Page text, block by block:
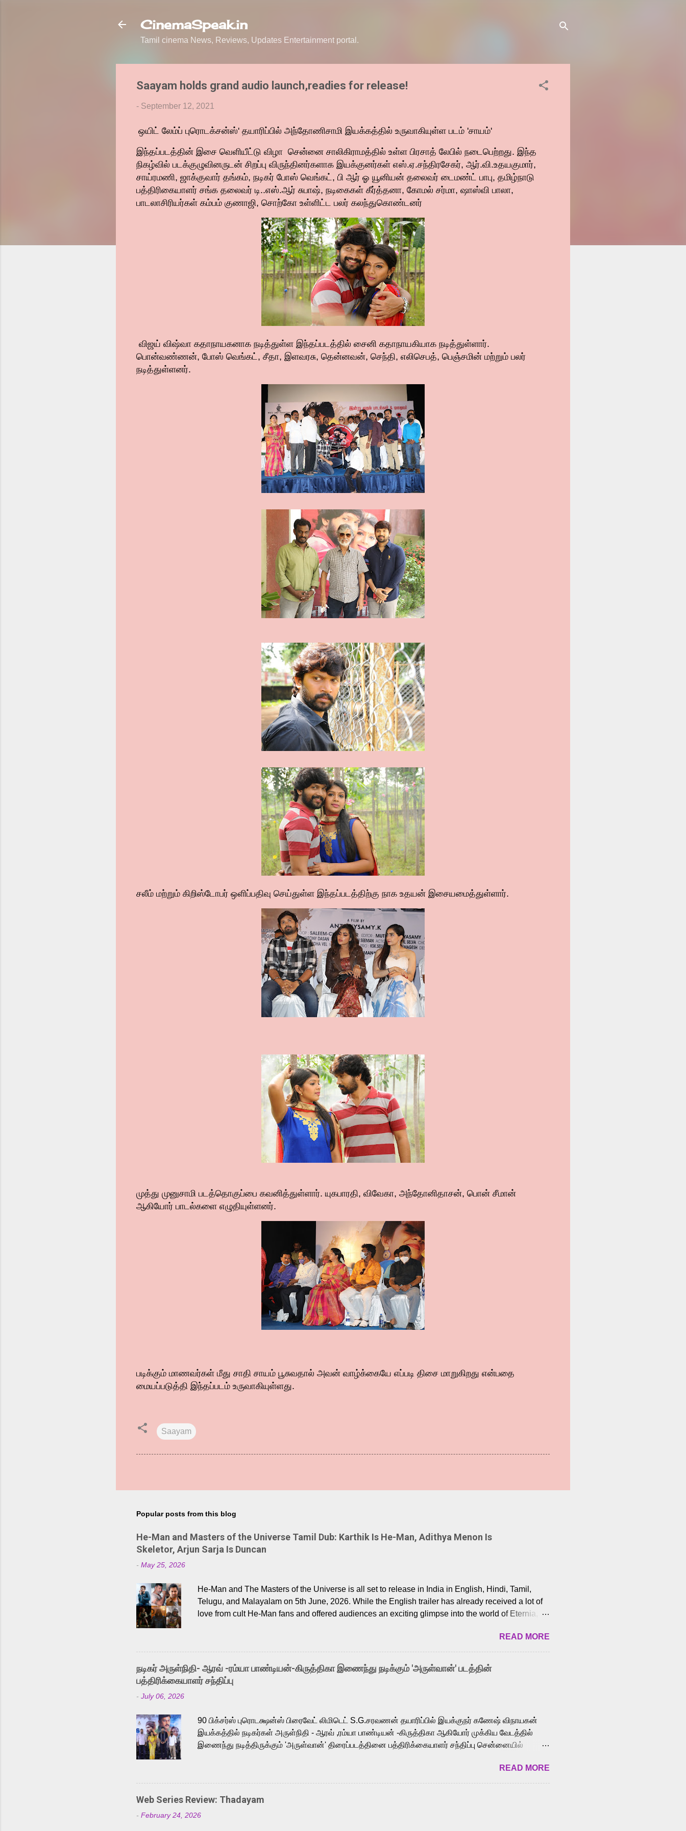
CinemaSpeak.in
Tamil cinema News, Reviews, Updates Entertainment portal.
Saayam holds grand audio launch,readies for release!
- September 12, 2021
ஒயிட் லேம்ப் புரொடக்சன்ஸ்' தயாரிப்பில் அந்தோணிசாமி இயக்கத்தில் உருவாகியுள்ள படம் 'சாயம்'
இந்தப்படத்தின் இசை வெளியீட்டு விழா சென்னை சாலிகிராமத்தில் உள்ள பிரசாத் லேபில் நடைபெற்றது. இந்த
நிகழ்வில் படக்குழுவினருடன் சிறப்பு விருந்தினர்களாக இயக்குனர்கள் எஸ்.ஏ.சந்திரசேகர், ஆர்.வி.உதயகுமார்,
சாய்ரமணி, ஜாக்குவார் தங்கம், நடிகர் போஸ் வெங்கட், பி ஆர் ஓ யூனியன் தலைவர் டைமண்ட் பாபு, தமிழ்நாடு
பத்திரிகையாளர் சங்க தலைவர் டி..எஸ்.ஆர் சுபாஷ், நடிகைகள் கீர்த்தனா, கோமல் சர்மா, ஷாஸ்வி பாலா,
பாடலாசிரியர்கள் கம்பம் குணாஜி, சொற்கோ உள்ளிட்ட பலர் கலந்துகொண்டனர்
விஜய் விஷ்வா கதாநாயகனாக நடித்துள்ள இந்தப்படத்தில் சைனி கதாநாயகியாக நடித்துள்ளார்.
பொன்வண்ணன், போஸ் வெங்கட், சீதா, இளவரசு, தென்னவன், செந்தி, எலிசெபத், பெஞ்சமின் மற்றும் பலர்
நடித்துள்ளனர்.
சலீம் மற்றும் கிறிஸ்டோபர் ஒளிப்பதிவு செய்துள்ள இந்தப்படத்திற்கு நாக உதயன் இசையமைத்துள்ளார்.
முத்து முனுசாமி படத்தொகுப்பை கவனித்துள்ளார். யுகபாரதி, விவேகா, அந்தோனிதாசன், பொன் சீமான்
ஆகியோர் பாடல்களை எழுதியுள்ளனர்.
படிக்கும் மாணவர்கள் மீது சாதி சாயம் பூசுவதால் அவன் வாழ்க்கையே எப்படி திசை மாறுகிறது என்பதை
மையப்படுத்தி இந்தப்படம் உருவாகியுள்ளது.
Saayam
Popular posts from this blog
He-Man and Masters of the Universe Tamil Dub: Karthik Is He-Man, Adithya Menon Is
Skeletor, Arjun Sarja Is Duncan
- May 25, 2026
He-Man and The Masters of the Universe is all set to release in India in English, Hindi, Tamil,
Telugu, and Malayalam on 5th June, 2026. While the English trailer has already received a lot of
love from cult He-Man fans and offered audiences an exciting glimpse into the world of Eternia,
Adding to the growing buzz is the film’s powerful Tamil voice cast led by celebrated playback
singer Karthik, who lends his voice to the iconic superhero He-Man. Known for memorable songs
like “Behene De” from Raavan, “Oru Maalai” from Ghajini, and “Mun Andhi” from 7 Aum Arivu,
Karthik is loved for his versatile voice and strong command over multiple languages, making him
a strong fit for the legendary character. Adithya Menon, known for portraying memorable
READ MORE
நடிகர் அருள்நிதி- ஆரவ் -ரம்யா பாண்டியன்-கிருத்திகா இணைந்து நடிக்கும் 'அருள்வான்' படத்தின்
பத்திரிக்கையாளர் சந்திப்பு
- July 06, 2026
90 பிக்சர்ஸ் புரொடக்ஷன்ஸ் பிரைவேட் லிமிடெட் S.G.சரவணன் தயாரிப்பில் இயக்குநர் கணேஷ் விநாயகன்
இயக்கத்தில் நடிகர்கள் அருள்நிதி - ஆரவ் ,ரம்யா பாண்டியன் -கிருத்திகா ஆகியோர் முக்கிய வேடத்தில்
இணைந்து நடித்திருக்கும் 'அருள்வான்' திரைப்படத்தினை பத்திரிக்கையாளர் சந்திப்பு சென்னையில்
அருள்நிதி, ஆரவ், காளி வெங்கட், ரம்யா பாண்டியன், வி டி வி கணேஷ் , ஜான் விஜய், பேபி கிருத்திகா,
'பருத்திவீரன்' சரவணன், ஹரிஷ் உத்தமன் உள்ளிட்ட பலர் நடித்திருக்கிறார்கள். எம். சுகுமார் ஒளிப்பதிவு
செய்திருக்கும் இந்த திரைப்படத்திற்கு ஜீ. வி. பிரகாஷ் குமார் இசையமைத்திருக்கிறார். லால்குடி
இளையராஜா கலை இயக்கத்தை கவனிக்க.. லாரன்ஸ் கிஷோர் படத் தொகுப்பு பணிகளை
மேற்கொண்டிருக்கிறார். கல்வியின் அவசியத்தை வலியுறுத்தி தயாராகி இருக்கும் இந்தத் திரைப்படத்தை 90
READ MORE
Web Series Review: Thadayam
- February 24, 2026